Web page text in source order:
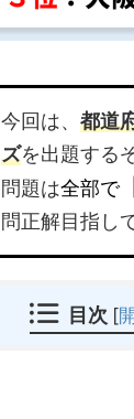
今回は、 都道
ズを出題する
問題は全部で
問正解目指し
目次 [